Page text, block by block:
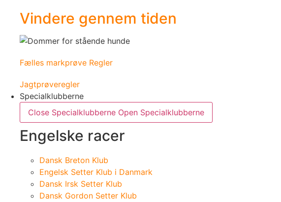
Vindere gennem tiden
Fælles markprøve Regler
Jagtprøveregler
Specialklubberne
Close Specialklubberne Open Specialklubberne
Engelske racer
Dansk Breton Klub
Engelsk Setter Klub i Danmark
Dansk Irsk Setter Klub
Dansk Gordon Setter Klub